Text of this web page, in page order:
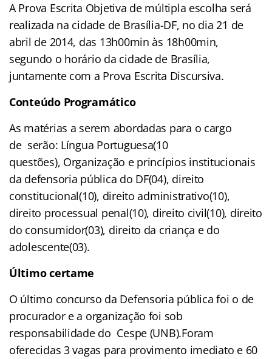
A Prova Escrita Objetiva de múltipla escolha será
realizada na cidade de Brasília-DF, no dia 21 de
abril de 2014, das 13h00min às 18h00min,
segundo o horário da cidade de Brasília,
juntamente com a Prova Escrita Discursiva.
Conteúdo Programático
As matérias a serem abordadas para o cargo
de serão: Língua Portuguesa(10
questões), Organização e princípios institucionais
da defensoria pública do DF(04), direito
constitucional(10), direito administrativo(10),
direito processual penal(10), direito civil(10), direito
do consumidor(03), direito da criança e do
adolescente(03).
Último certame
O último concurso da Defensoria pública foi o de
procurador e a organização foi sob
responsabilidade do Cespe (UNB).Foram
oferecidas 3 vagas para provimento imediato e 60